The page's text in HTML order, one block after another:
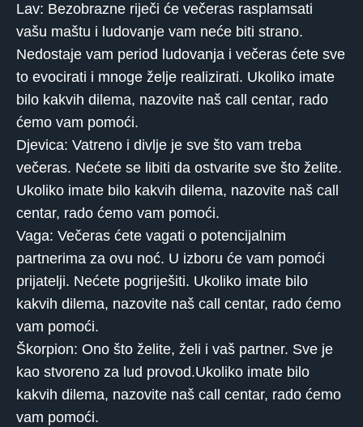
Lav: Bezobrazne riječi će večeras rasplamsati
vašu maštu i ludovanje vam neće biti strano.
Nedostaje vam period ludovanja i večeras ćete sve
to evocirati i mnoge želje realizirati. Ukoliko imate
bilo kakvih dilema, nazovite naš call centar, rado
ćemo vam pomoći.
Djevica: Vatreno i divlje je sve što vam treba
večeras. Nećete se libiti da ostvarite sve što želite.
Ukoliko imate bilo kakvih dilema, nazovite naš call
centar, rado ćemo vam pomoći.
Vaga: Večeras ćete vagati o potencijalnim
partnerima za ovu noć. U izboru će vam pomoći
prijatelji. Nećete pogriješiti. Ukoliko imate bilo
kakvih dilema, nazovite naš call centar, rado ćemo
vam pomoći.
Škorpion: Ono što želite, želi i vaš partner. Sve je
kao stvoreno za lud provod.Ukoliko imate bilo
kakvih dilema, nazovite naš call centar, rado ćemo
vam pomoći.